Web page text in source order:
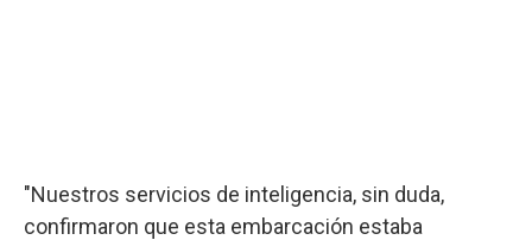
"Nuestros servicios de inteligencia, sin duda,
confirmaron que esta embarcación estaba